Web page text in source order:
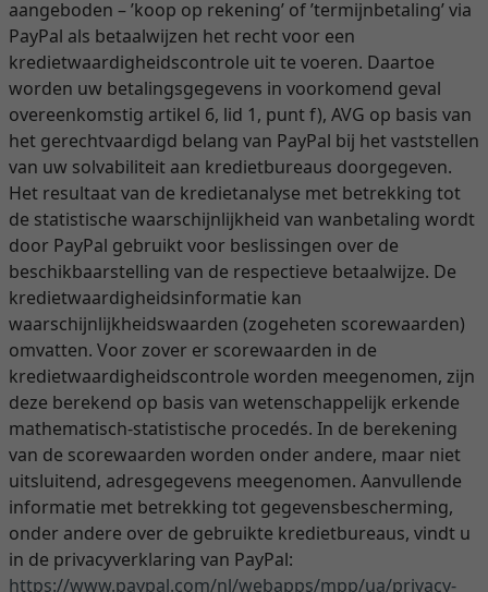
aangeboden – ’koop op rekening’ of ’termijnbetaling’ via
PayPal als betaalwijzen het recht voor een
kredietwaardigheidscontrole uit te voeren. Daartoe
worden uw betalingsgegevens in voorkomend geval
overeenkomstig artikel 6, lid 1, punt f), AVG op basis van
het gerechtvaardigd belang van PayPal bij het vaststellen
van uw solvabiliteit aan kredietbureaus doorgegeven.
Het resultaat van de kredietanalyse met betrekking tot
de statistische waarschijnlijkheid van wanbetaling wordt
door PayPal gebruikt voor beslissingen over de
beschikbaarstelling van de respectieve betaalwijze. De
kredietwaardigheidsinformatie kan
waarschijnlijkheidswaarden (zogeheten scorewaarden)
omvatten. Voor zover er scorewaarden in de
kredietwaardigheidscontrole worden meegenomen, zijn
deze berekend op basis van wetenschappelijk erkende
mathematisch-statistische procedés. In de berekening
van de scorewaarden worden onder andere, maar niet
uitsluitend, adresgegevens meegenomen. Aanvullende
informatie met betrekking tot gegevensbescherming,
onder andere over de gebruikte kredietbureaus, vindt u
in de privacyverklaring van PayPal:
https://www.paypal.com/nl/webapps/mpp/ua/privacy-